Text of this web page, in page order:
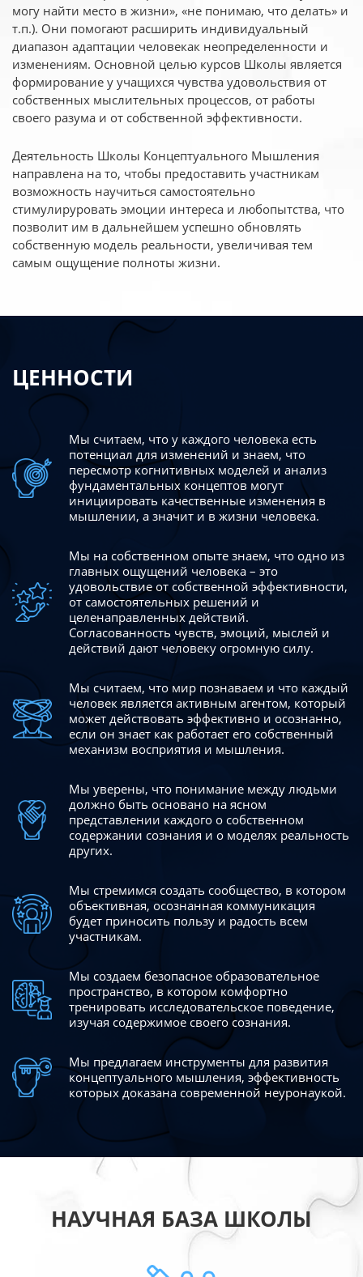
могу найти место в жизни», «не понимаю, что делать» и
т.п.). Они помогают расширить индивидуальный
диапазон адаптации человекак неопределенности и
изменениям. Основной целью курсов Школы является
формирование у учащихся чувства удовольствия от
собственных мыслительных процессов, от работы
своего разума и от собственной эффективности.
Деятельность Школы Концептуального Мышления
направлена на то, чтобы предоставить участникам
возможность научиться самостоятельно
стимулируровать эмоции интереса и любопытства, что
позволит им в дальнейшем успешно обновлять
собственную модель реальности, увеличивая тем
самым ощущение полноты жизни.
ЦЕННОСТИ
Мы считаем, что у каждого человека есть
потенциал для изменений и знаем, что
пересмотр когнитивных моделей и анализ
фундаментальных концептов могут
инициировать качественные изменения в
мышлении, а значит и в жизни человека.
Мы на собственном опыте знаем, что одно из
главных ощущений человека – это
удовольствие от собственной эффективности,
от самостоятельных решений и
целенаправленных действий.
Согласованность чувств, эмоций, мыслей и
действий дают человеку огромную силу.
Мы считаем, что мир познаваем и что каждый
человек является активным агентом, который
может действовать эффективно и осознанно,
если он знает как работает его собственный
механизм восприятия и мышления.
Мы уверены, что понимание между людьми
должно быть основано на ясном
представлении каждого о собственном
содержании сознания и о моделях реальность
других.
Мы стремимся создать сообщество, в котором
объективная, осознанная коммуникация
будет приносить пользу и радость всем
участникам.
Мы создаем безопасное образовательное
пространство, в котором комфортно
тренировать исследовательское поведение,
изучая содержимое своего сознания.
Мы предлагаем инструменты для развития
концептуального мышления, эффективность
которых доказана современной неуронаукой.
НАУЧНАЯ БАЗА ШКОЛЫ